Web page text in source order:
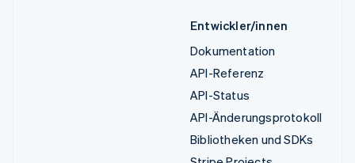
Entwickler/innen
Dokumentation
API-Referenz
API-Status
API-Änderungsprotokoll
Bibliotheken und SDKs